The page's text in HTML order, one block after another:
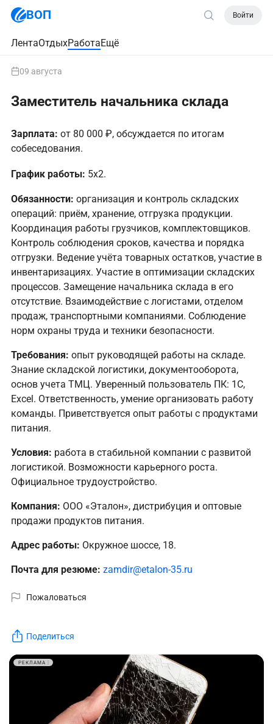
ВОП Войти
ЛентаОтдыхРаботаЕщё
09 августа
Заместитель начальника склада
Зарплата: от 80 000 ₽, обсуждается по итогам
собеседования.
График работы: 5х2.
Обязанности: организация и контроль складских
операций: приём, хранение, отгрузка продукции.
Координация работы грузчиков, комплектовщиков.
Контроль соблюдения сроков, качества и порядка
отгрузки. Ведение учёта товарных остатков, участие в
инвентаризациях. Участие в оптимизации складских
процессов. Замещение начальника склада в его
отсутствие. Взаимодействие с логистами, отделом
продаж, транспортными компаниями. Соблюдение
норм охраны труда и техники безопасности.
Требования: опыт руководящей работы на складе.
Знание складской логистики, документооборота,
основ учета ТМЦ. Уверенный пользователь ПК: 1С,
Excel. Ответственность, умение организовать работу
команды. Приветствуется опыт работы с продуктами
питания.
Условия: работа в стабильной компании с развитой
логистикой. Возможности карьерного роста.
Официальное трудоустройство.
Компания: ООО «Эталон», дистрибуция и оптовые
продажи продуктов питания.
Адрес работы: Окружное шоссе, 18.
Почта для резюме: zamdir@etalon-35.ru
Пожаловаться
Поделиться
РЕКЛАМА